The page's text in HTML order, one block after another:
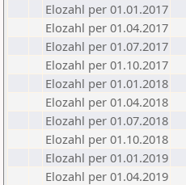
Elozahl per 01.01.2017
Elozahl per 01.04.2017
Elozahl per 01.07.2017
Elozahl per 01.10.2017
Elozahl per 01.01.2018
Elozahl per 01.04.2018
Elozahl per 01.07.2018
Elozahl per 01.10.2018
Elozahl per 01.01.2019
Elozahl per 01.04.2019